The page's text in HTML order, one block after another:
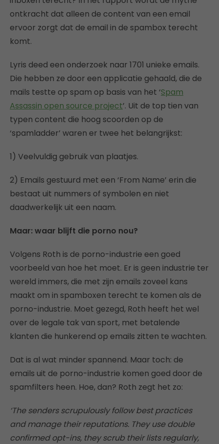
ontkracht dat alleen de content van een email
ervoor zorgt dat de email in de spambox terecht
komt.
Lyris deed een onderzoek naar 1701 unieke emails.
Die hebben ze door een applicatie gehaald, die de
mails testte op spam op basis van het ‘Spam
Assassin open source project’. Uit de top tien van
typen content die hoog scoorden op de
‘spamladder’ waren er twee het belangrijkst:
1) Veelvuldig gebruik van plaatjes.
2) Emails gestuurd met een ‘From Name’ erin die
bestaat uit nummers of symbolen en niet
daadwerkelijk uit een naam.
Maar: waar blijft die porno nou?
Volgens Roth is de porno-industrie een goed
voorbeeld van hoe het moet. Er is geen industrie ter
wereld immers, die met zijn emails zoveel kans
maakt om in spamboxen terecht te komen als de
porno-industrie. Moet gezegd, Roth heeft het wel
over de legale tak van sport, met betalende
klanten die hunkerend op emails zitten te wachten.
Dat is al wat minder spannend. Maar toch: de
emails uit de porno-industrie komen goed door de
spamfilters heen. Hoe, dan? Roth zegt het zo:
‘The senders scrupulously follow best practices
and manage their reputations. They use double
confirmed opt-ins, they scrub their lists regularly,